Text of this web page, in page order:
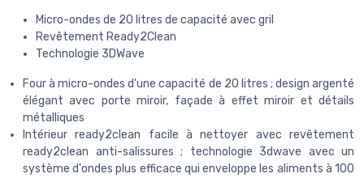
Micro-ondes de 20 litres de capacité avec gril
Revêtement Ready2Clean
Technologie 3DWave
Four à micro-ondes d'une capacité de 20 litres ; design argenté
élégant avec porte miroir, façade à effet miroir et détails
métalliques
Intérieur ready2clean facile à nettoyer avec revêtement
ready2clean anti-salissures ; technologie 3dwave avec un
système d'ondes plus efficace qui enveloppe les aliments à 100